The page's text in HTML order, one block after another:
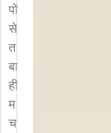
पों
से
त
बा
ही
म
च